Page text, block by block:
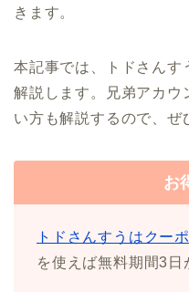
きます。
本記事では、トドさんす
解説します。兄弟アカウ
い方も解説するので、ぜ
お
トドさんすうはクー
を使えば無料期間3日